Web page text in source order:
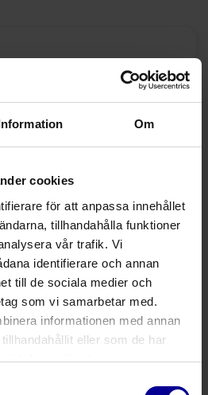
Om
cookies
för att anpassa innehållet
tillhandahålla funktioner
vår trafik. Vi
identifierare och annan
till de sociala medier och
som vi samarbetar med.
informationen med annan
eller som de har
deras tjänster.